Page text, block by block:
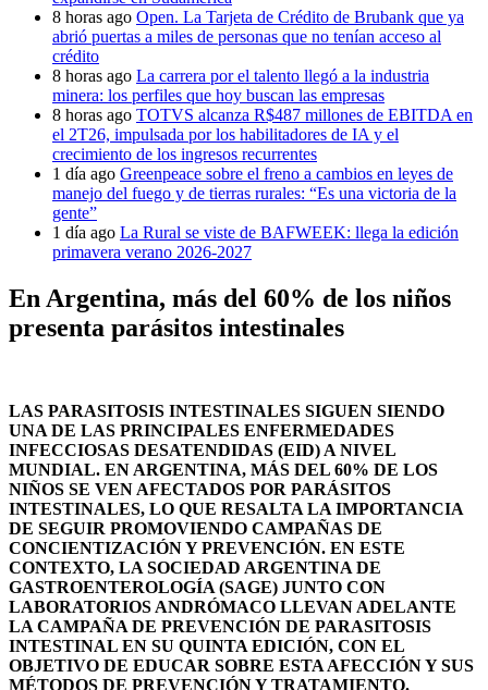
8 horas ago Open. La Tarjeta de Crédito de Brubank que ya
abrió puertas a miles de personas que no tenían acceso al
crédito
8 horas ago La carrera por el talento llegó a la industria
minera: los perfiles que hoy buscan las empresas
8 horas ago TOTVS alcanza R$487 millones de EBITDA en
el 2T26, impulsada por los habilitadores de IA y el
crecimiento de los ingresos recurrentes
1 día ago Greenpeace sobre el freno a cambios en leyes de
manejo del fuego y de tierras rurales: “Es una victoria de la
gente”
1 día ago La Rural se viste de BAFWEEK: llega la edición
primavera verano 2026-2027
En Argentina, más del 60% de los niños
presenta parásitos intestinales
LAS PARASITOSIS INTESTINALES SIGUEN SIENDO
UNA DE LAS PRINCIPALES ENFERMEDADES
INFECCIOSAS DESATENDIDAS (EID) A NIVEL
MUNDIAL. EN ARGENTINA, MÁS DEL 60% DE LOS
NIÑOS SE VEN AFECTADOS POR PARÁSITOS
INTESTINALES, LO QUE RESALTA LA IMPORTANCIA
DE SEGUIR PROMOVIENDO CAMPAÑAS DE
CONCIENTIZACIÓN Y PREVENCIÓN. EN ESTE
CONTEXTO, LA SOCIEDAD ARGENTINA DE
GASTROENTEROLOGÍA (SAGE) JUNTO CON
LABORATORIOS ANDRÓMACO LLEVAN ADELANTE
LA CAMPAÑA DE PREVENCIÓN DE PARASITOSIS
INTESTINAL EN SU QUINTA EDICIÓN, CON EL
OBJETIVO DE EDUCAR SOBRE ESTA AFECCIÓN Y SUS
MÉTODOS DE PREVENCIÓN Y TRATAMIENTO.